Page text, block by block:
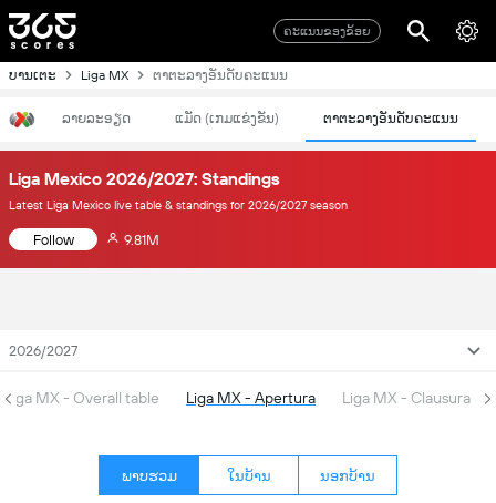
ຄະແນນຂອງຂ້ອຍ
ບານເຕະ Liga MX ຕາຕະລາງອັນດັບຄະແນນ
ລາຍລະອຽດ ແມັດ (ເກມແຂ່ງຂັນ) ຕາຕະລາງອັນດັບຄະແນນ
Liga Mexico 2026/2027: Standings
Latest Liga Mexico live table & standings for 2026/2027 season
Follow 9.81M
2026/2027
Liga MX - Overall table Liga MX - Apertura Liga MX - Clausura
ພາບຮວມ ໃນບ້ານ ນອກບ້ານ